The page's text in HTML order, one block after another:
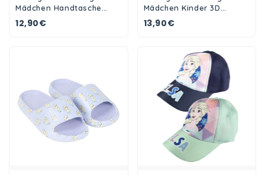
Mädchen Handtasche
Umhängetasche Tasche D
15 cm
12,90€
Mädchen Kinder 3D
Sandalen Badeschuhe
13,90€